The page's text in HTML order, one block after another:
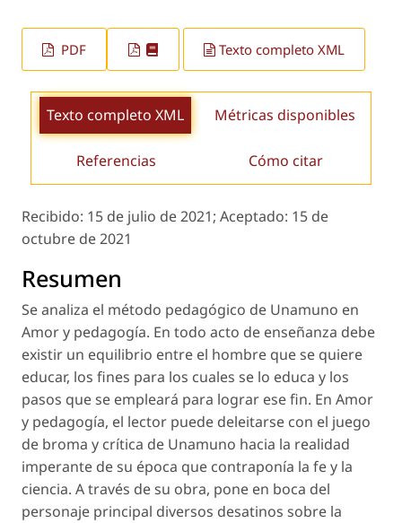
PDF Texto completo XML
Texto completo XML Métricas disponibles
Referencias Cómo citar
Recibido: 15 de julio de 2021; Aceptado: 15 de
octubre de 2021
Resumen
Se analiza el método pedagógico de Unamuno en
Amor y pedagogía. En todo acto de enseñanza debe
existir un equilibrio entre el hombre que se quiere
educar, los fines para los cuales se lo educa y los
pasos que se empleará para lograr ese fin. En Amor
y pedagogía, el lector puede deleitarse con el juego
de broma y crítica de Unamuno hacia la realidad
imperante de su época que contraponía la fe y la
ciencia. A través de su obra, pone en boca del
personaje principal diversos desatinos sobre la